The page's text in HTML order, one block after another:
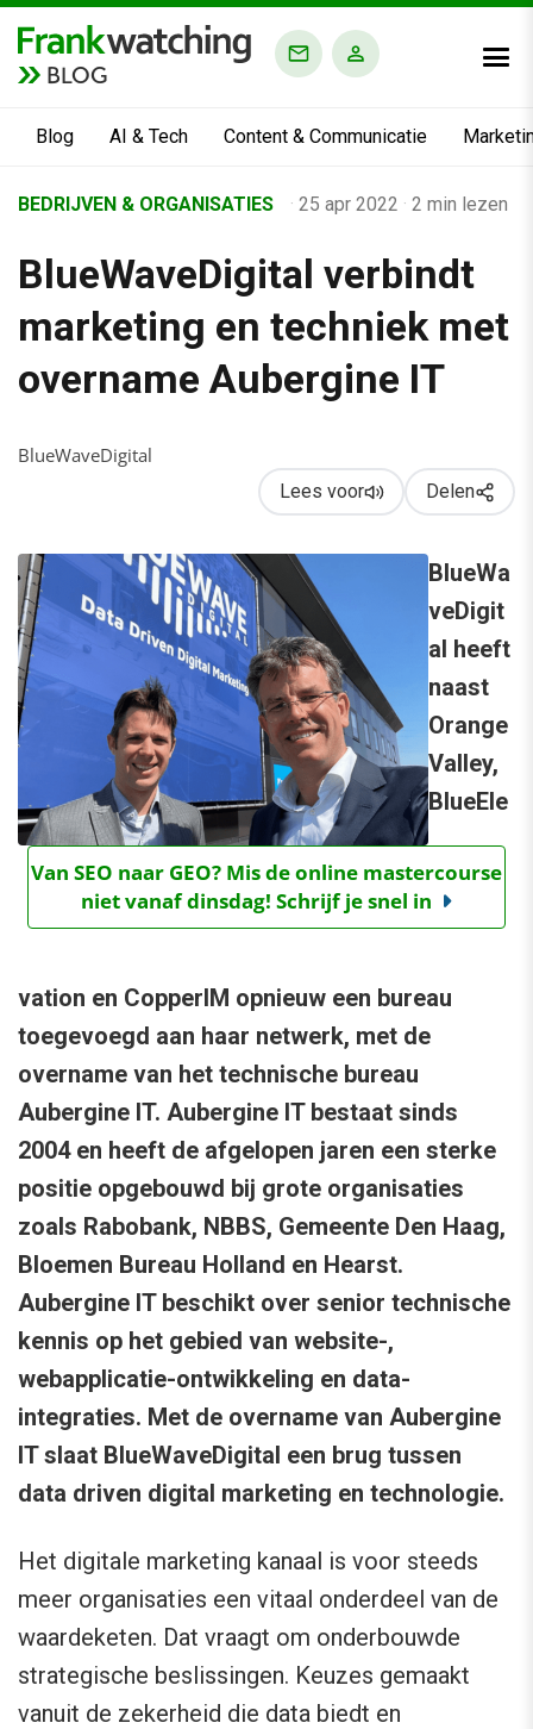
BLOG
Blog AI & Tech Content & Communicatie
Business Channel
Mens & Werk
›
BEDRIJVEN & ORGANISATIES · 25 apr 2022 · 2 min lezen
BlueWaveDigital verbindt
marketing en techniek met
overname Aubergine IT
BlueWaveDigital
Lees voor Delen
Van SEO naar GEO? Mis de online mastercourse
niet vanaf dinsdag! Schrijf je snel in
BlueWa
veDigit
al heeft
naast
Orange
Valley,
BlueEle
vation en CopperIM opnieuw een bureau
toegevoegd aan haar netwerk, met de
overname van het technische bureau
Aubergine IT. Aubergine IT bestaat sinds
2004 en heeft de afgelopen jaren een sterke
positie opgebouwd bij grote organisaties
zoals Rabobank, NBBS, Gemeente Den Haag,
Bloemen Bureau Holland en Hearst.
Aubergine IT beschikt over senior technische
kennis op het gebied van website-,
webapplicatie-ontwikkeling en data-
integraties. Met de overname van Aubergine
IT slaat BlueWaveDigital een brug tussen
data driven digital marketing en technologie.
Het digitale marketing kanaal is voor steeds
meer organisaties een vitaal onderdeel van de
waardeketen. Dat vraagt om onderbouwde
strategische beslissingen. Keuzes gemaakt
vanuit de zekerheid die data biedt en